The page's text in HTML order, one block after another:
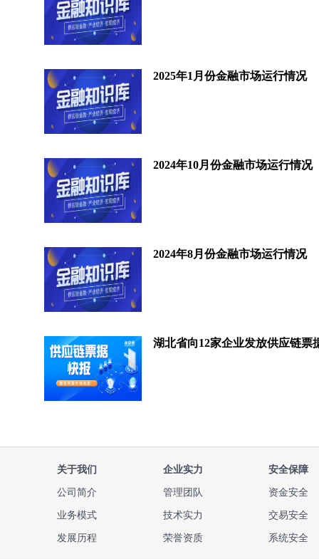
2025年1月份金融市场运行情况
2024年10月份金融市场运行情况
2024年8月份金融市场运行情况
关于我们
公司简介
业务模式
发展历程
企业实力
管理团队
技术实力
荣誉资质
安全保障
资金安全
交易安全
系统安全